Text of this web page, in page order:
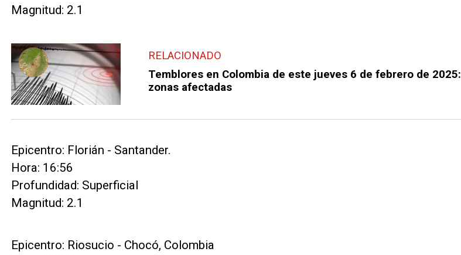
Magnitud: 2.1
RELACIONADO
Temblores en Colombia de este jueves 6 de febrero de 2025:
zonas afectadas
Epicentro: Florián - Santander.
Hora: 16:56
Profundidad: Superficial
Magnitud: 2.1
Epicentro: Riosucio - Chocó, Colombia